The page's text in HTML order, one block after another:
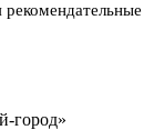
рекомендательные
город»